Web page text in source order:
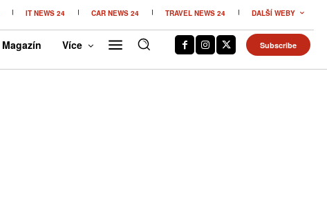
IT NEWS 24 CAR NEWS 24 TRAVEL NEWS 24 DALŠÍ WEBY
Magazín Více Subscribe